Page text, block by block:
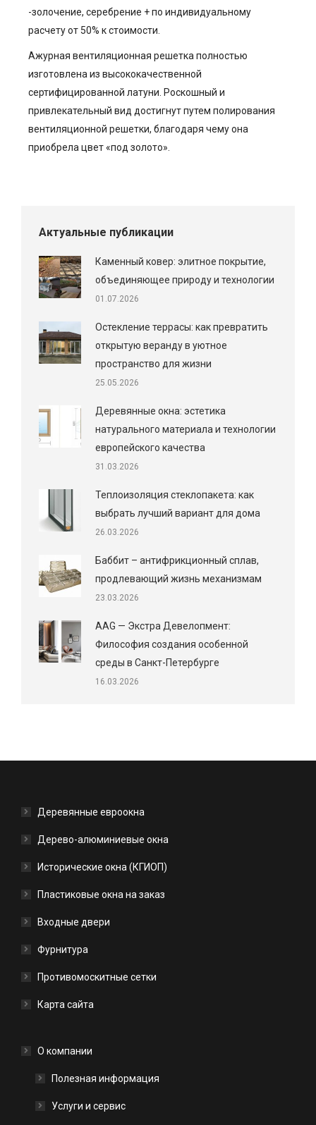
-золочение, серебрение + по индивидуальному
расчету от 50% к стоимости.
Ажурная вентиляционная решетка полностью
изготовлена из высококачественной
сертифицированной латуни. Роскошный и
привлекательный вид достигнут путем полирования
вентиляционной решетки, благодаря чему она
приобрела цвет «под золото».
Актуальные публикации
Каменный ковер: элитное покрытие,
объединяющее природу и технологии
01.07.2026
Остекление террасы: как превратить
открытую веранду в уютное
пространство для жизни
25.05.2026
Деревянные окна: эстетика
натурального материала и технологии
европейского качества
31.03.2026
Теплоизоляция стеклопакета: как
выбрать лучший вариант для дома
26.03.2026
Баббит – антифрикционный сплав,
продлевающий жизнь механизмам
23.03.2026
AAG — Экстра Девелопмент:
Философия создания особенной
среды в Санкт-Петербурге
16.03.2026
Деревянные евроокна
Дерево-алюминиевые окна
Исторические окна (КГИОП)
Пластиковые окна на заказ
Входные двери
Фурнитура
Противомоскитные сетки
Карта сайта
О компании
Полезная информация
Услуги и сервис